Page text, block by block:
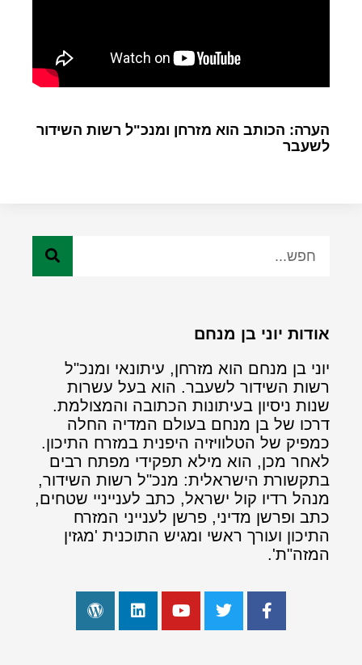
הערה: הכותב הוא מזרחן ומנכ"ל רשות השידור
לשעבר
אודות יוני בן מנחם
יוני בן מנחם הוא מזרחן, עיתונאי ומנכ"ל
רשות השידור לשעבר. הוא בעל עשרות
שנות ניסיון בעיתונות הכתובה והמצולמת.
דרכו של בן מנחם בעולם המדיה החלה
כמפיק של הטלוויזיה היפנית במזרח התיכון.
לאחר מכן, הוא מילא תפקידי מפתח רבים
בתקשורת הישראלית: מנכ"ל רשות השידור,
מנהל רדיו קול ישראל, כתב לענייניי שטחים,
כתב ופרשן מדיני, פרשן לענייני המזרח
התיכון ועורך ראשי ומגיש התוכנית 'מגזין
המזה"ת'.